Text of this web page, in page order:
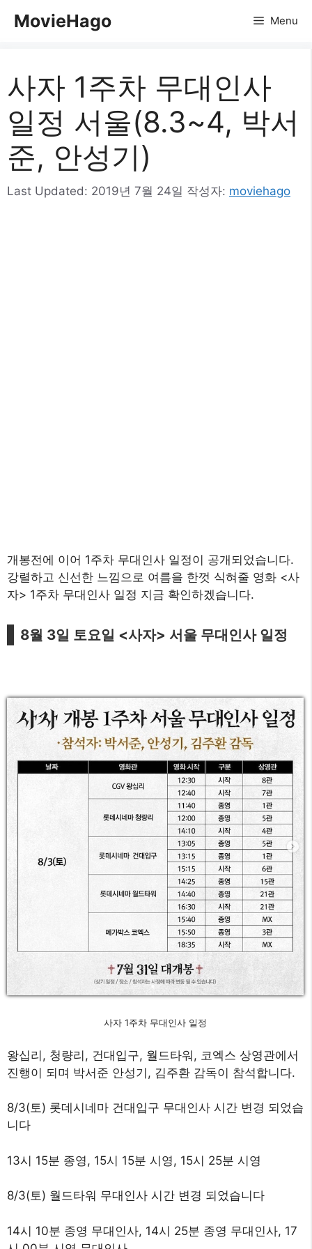
너
뛰
MovieHago Menu
사자 1주차 무대인사
일정 서울(8.3~4, 박서
준, 안성기)
Last Updated: 2019년 7월 24일 작성자: moviehago
개봉전에 이어 1주차 무대인사 일정이 공개되었습니다.
강렬하고 신선한 느낌으로 여름을 한껏 식혀줄 영화 <사
자> 1주차 무대인사 일정 지금 확인하겠습니다.
8월 3일 토요일 <사자> 서울 무대인사 일정
사자 1주차 무대인사 일정
왕십리, 청량리, 건대입구, 월드타워, 코엑스 상영관에서
진행이 되며 박서준 안성기, 김주환 감독이 참석합니다.
8/3(토) 롯데시네마 건대입구 무대인사 시간 변경 되었습
니다
13시 15분 종영, 15시 15분 시영, 15시 25분 시영
8/3(토) 월드타워 무대인사 시간 변경 되었습니다
14시 10분 종영 무대인사, 14시 25분 종영 무대인사, 17